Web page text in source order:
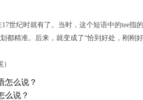
世纪时就有了。当时，这个短语中的tee指
都精准。后来，就变成了“恰到好处，刚刚好
怎么说？
么说？